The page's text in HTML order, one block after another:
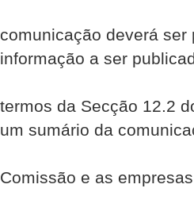
comunicação deverá ser
informação a ser
termos da Secção 12.2
um sumário da
Comissão e as